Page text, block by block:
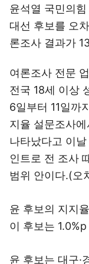
윤석열 국민의
대선 후보를 오
론조사 결과가
여론조사 전문
전국 18세 이상
6일부터 11일까
지율 설문조사
나타났다고 이
인트로 전 조사
범위 안이다.(오
윤 후보의 지지
이 후보는
윤 후보는 대구·